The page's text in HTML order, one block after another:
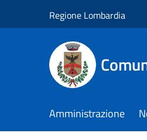
Regione Lombardia
Amministrazione